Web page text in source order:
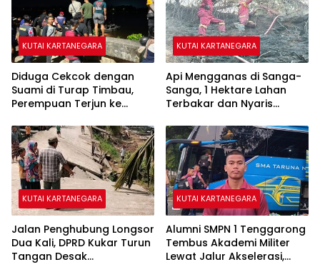
KUTAI KARTANEGARA
Diduga Cekcok dengan
Suami di Turap Timbau,
Perempuan Terjun ke
KUTAI KARTANEGARA
Api Mengganas di Sanga-
Sanga, 1 Hektare Lahan
Terbakar dan Nyaris
KUTAI KARTANEGARA
Jalan Penghubung Longsor
Dua Kali, DPRD Kukar Turun
Tangan Desak
KUTAI KARTANEGARA
Alumni SMPN 1 Tenggarong
Tembus Akademi Militer
Lewat Jalur Akselerasi,